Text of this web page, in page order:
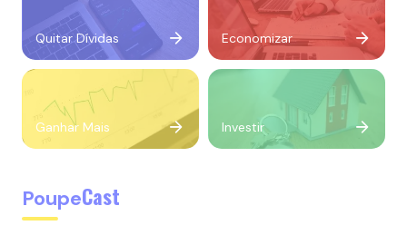
Quitar Dívidas Economizar
Ganhar Mais Investir
PoupeCast